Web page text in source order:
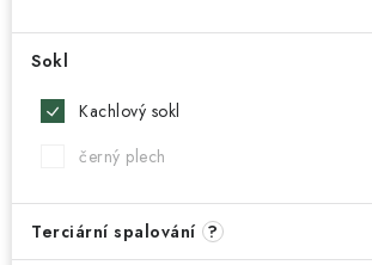
Sokl
Kachlový sokl
černý plech
Terciární spalování ?